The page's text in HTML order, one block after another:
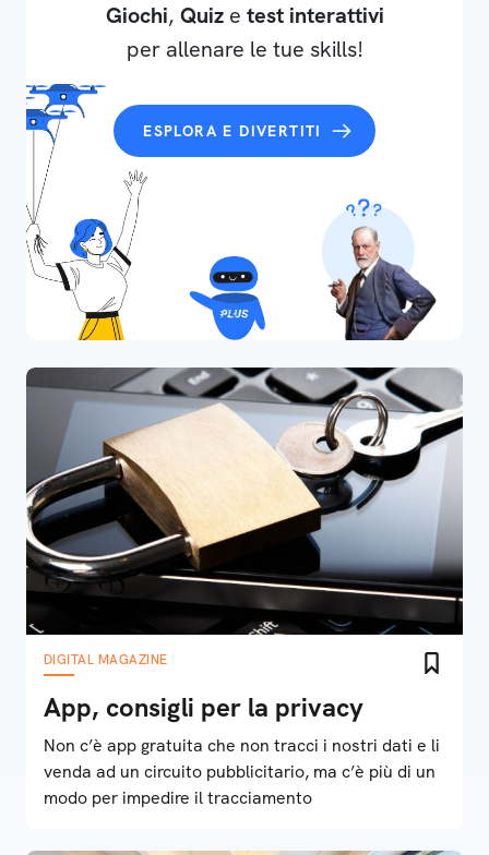
Giochi, Quize test interattivi
per allenare le tue skills!
ESPLORA E DIVERTITI
DIGITAL MAGAZINE
App, consigli per la privacy
Non c’è app gratuita che non tracci i nostri dati e li
venda ad un circuito pubblicitario, ma c’è più di un
modo per impedire il tracciamento